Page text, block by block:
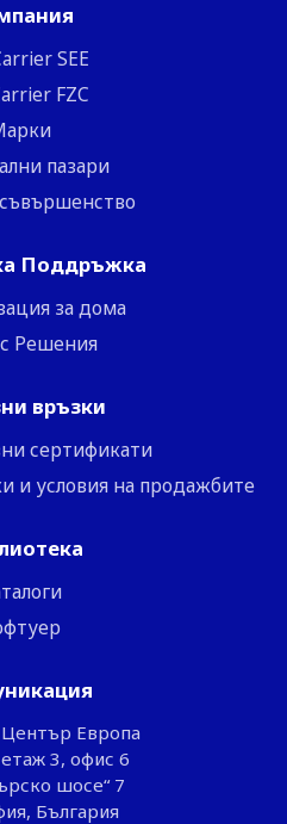
SEE
FZC
пазари
Поддръжка
за дома
Решения
връзки
сертификати
и условия на продажбите
Европа
3, офис 6
шосе“ 7
България